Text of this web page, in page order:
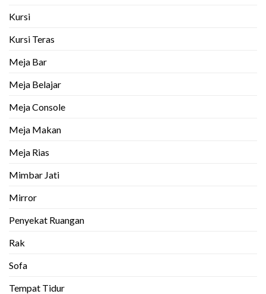
Kursi
Kursi Teras
Meja Bar
Meja Belajar
Meja Console
Meja Makan
Meja Rias
Mimbar Jati
Mirror
Penyekat Ruangan
Rak
Sofa
Tempat Tidur